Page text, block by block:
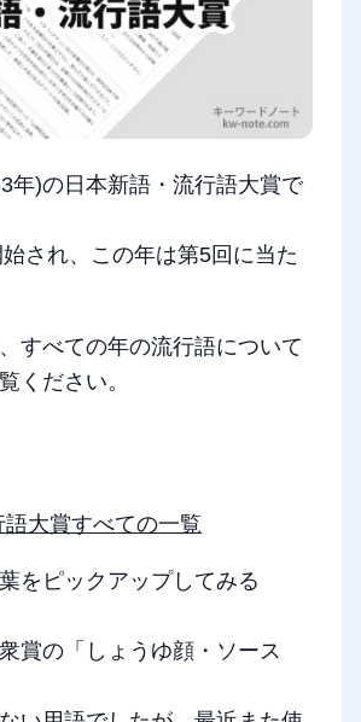
年)の日本新語・流行語大賞で
され、この年は第5回に当た
すべての年の流行語について
ください。
語大賞すべての一覧
をピックアップしてみる
賞の「しょうゆ顔・ソース